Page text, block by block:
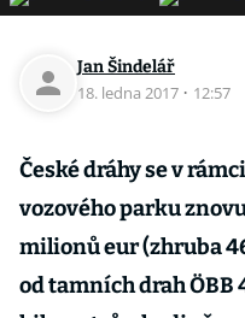
Jan Šindelář
18. ledna 2017 · 12:57
České dráhy se v
vozového parku
milionů eur (zhruba
od tamních drah ÖBB